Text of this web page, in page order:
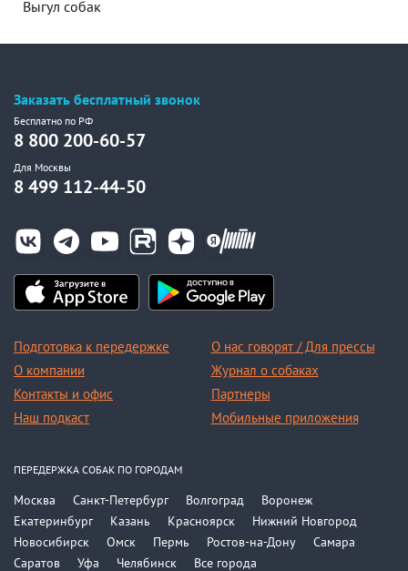
Выгул собак
Заказать бесплатный звонок
Бесплатно по РФ
8 800 200-60-57
Для Москвы
8 499 112-44-50
Подготовка к передержке
О компании
Контакты и офис
Наш подкаст
О нас говорят / Для прессы
Журнал о собаках
Партнеры
Мобильные приложения
ПЕРЕДЕРЖКА СОБАК ПО ГОРОДАМ
Москва Санкт-Петербург Волгоград
Воронеж
Екатеринбург
Казань Красноярск
Нижний Новгород
Новосибирск
Омск Пермь Ростов-на-Дону
Самара
Саратов
Уфа Челябинск Все города